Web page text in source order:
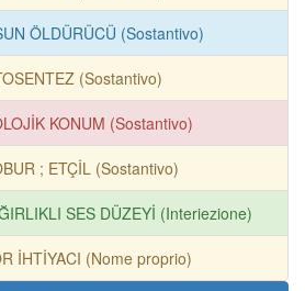
ÖLDÜRÜCÜ (Sostantivo)
(Sostantivo)
KONUM (Sostantivo)
; ETÇİL (Sostantivo)
SES DÜZEYİ (Interiezione)
İHTİYACI (Nome proprio)